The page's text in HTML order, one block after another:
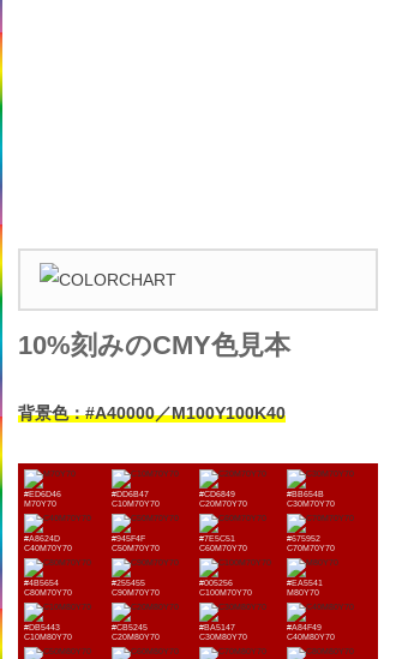
10%刻みのCMY色見本
背景色：#A40000／M100Y100K40
#ED6D46
M70Y70
#DD6B47
C10M70Y70
#CD6849
C20M70Y70
#BB654B
C30M70Y70
#A8624D
C40M70Y70
#945F4F
C50M70Y70
#7E5C51
C60M70Y70
#675952
C70M70Y70
#4B5654
C80M70Y70
#255455
C90M70Y70
#005256
C100M70Y70
#EA5541
M80Y70
#DB5443
C10M80Y70
#CB5245
C20M80Y70
#BA5147
C30M80Y70
#A84F49
C40M80Y70